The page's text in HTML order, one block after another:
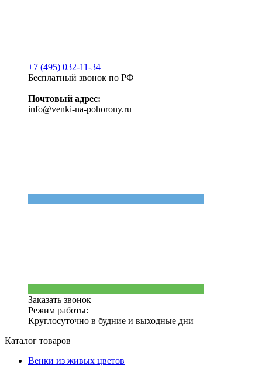
+7 (495) 032-11-34
Бесплатный звонок по РФ
Почтовый адрес:
info@venki-na-pohorony.ru
Заказать звонок
Режим работы:
Круглосуточно в будние и выходные дни
Каталог товаров
Венки из живых цветов